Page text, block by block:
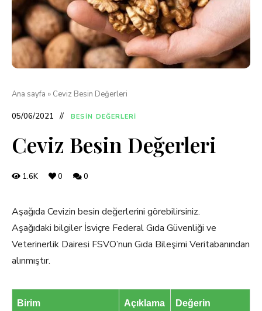
Ana sayfa » Ceviz Besin Değerleri
05/06/2021 BESIN DEĞERLERI
Ceviz Besin Değerleri
1.6K 0 0
Aşağıda Cevizin besin değerlerini görebilirsiniz.
Aşağıdaki bilgiler İsviçre Federal Gıda Güvenliği ve
Veterinerlik Dairesi FSVO’nun Gıda Bileşimi Veritabanından
alınmıştır.
Birim Açıklama
Değerin